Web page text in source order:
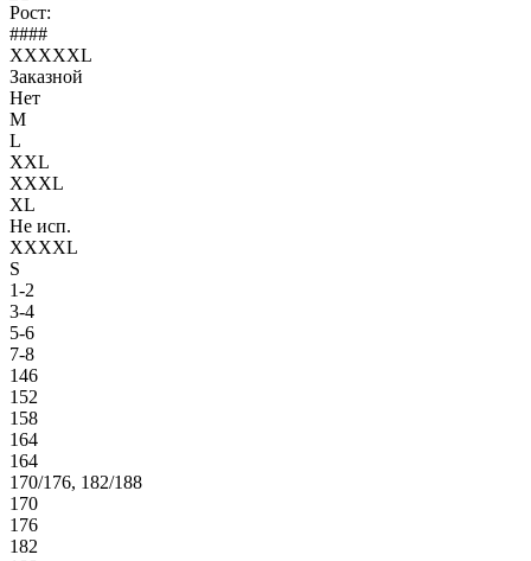
Рост:
####
XXXXXL
Заказной
Нет
M
L
XXL
XXXL
XL
Не исп.
XXXXL
S
1-2
3-4
5-6
7-8
146
152
158
164
164
170/176, 182/188
170
176
182